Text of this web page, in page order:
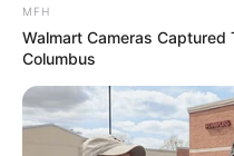
Remember Hensel
See Them Now
MFH
MFH
Walmart Cameras
Columbus